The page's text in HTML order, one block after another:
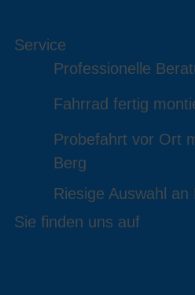
Service
Professionelle
Fahrrad fertig
Probefahrt vor Ort
Berg
Riesige Auswahl
Sie finden uns auf